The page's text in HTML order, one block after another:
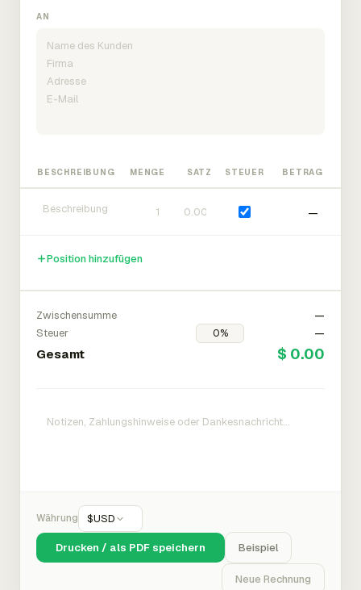
AN
BESCHREIBUNG MENGE SATZ STEUER BETRAG
—
Position hinzufügen
Zwischensumme
—
Steuer
—
Gesamt $ 0.00
Währung $USD
Drucken / als PDF speichern Beispiel
Neue Rechnung